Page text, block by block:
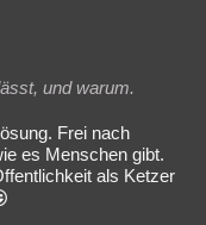
und warum.
Frei nach
es Menschen gibt.
als Ketzer